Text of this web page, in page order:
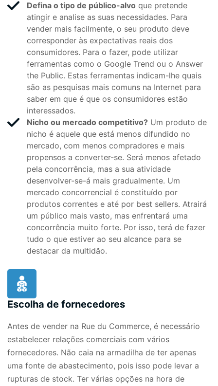
Defina o tipo de público-alvo que pretende
atingir e analise as suas necessidades. Para
vender mais facilmente, o seu produto deve
corresponder às expectativas reais dos
consumidores. Para o fazer, pode utilizar
ferramentas como o Google Trend ou o Answer
the Public. Estas ferramentas indicam-lhe quais
são as pesquisas mais comuns na Internet para
saber em que é que os consumidores estão
interessados.
Nicho ou mercado competitivo? Um produto de
nicho é aquele que está menos difundido no
mercado, com menos compradores e mais
propensos a converter-se. Será menos afetado
pela concorrência, mas a sua atividade
desenvolver-se-á mais gradualmente. Um
mercado concorrencial é constituído por
produtos correntes e até por best sellers. Atrairá
um público mais vasto, mas enfrentará uma
concorrência muito forte. Por isso, terá de fazer
tudo o que estiver ao seu alcance para se
destacar da multidão.
Escolha de fornecedores
Antes de vender na Rue du Commerce, é necessário
estabelecer relações comerciais com vários
fornecedores. Não caia na armadilha de ter apenas
uma fonte de abastecimento, pois isso pode levar a
rupturas de stock. Ter várias opções na hora de